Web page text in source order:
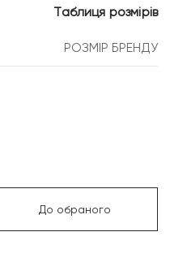
РОЗМІР БРЕНДУ
Таблиця розмірів
До обраного